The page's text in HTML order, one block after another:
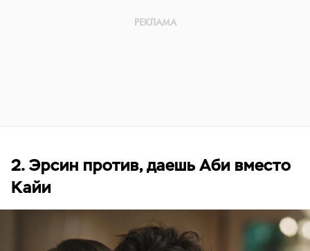
2. Эрсин против, даешь Аби вместо
Кайи